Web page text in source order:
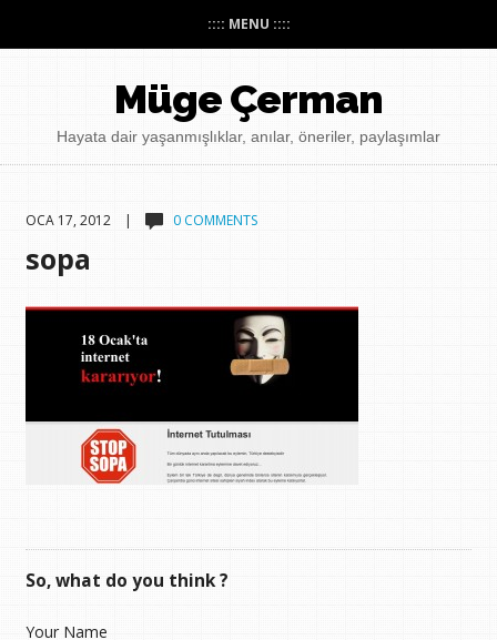
:::: MENU ::::
Müge Çerman
Hayata dair yaşanmışlıklar, anılar, öneriler, paylaşımlar
OCA 17, 2012 | 0 COMMENTS
sopa
So, what do you think ?
Your Name